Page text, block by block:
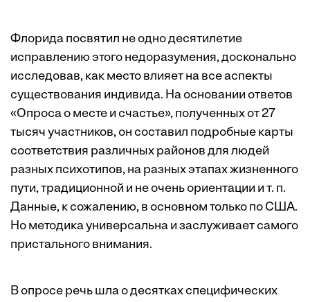
Флорида посвятил не одно десятилетие
исправлению этого недоразумения, досконально
исследовав, как место влияет на все аспекты
существования индивида. На основании ответов
«Опроса о месте и счастье», полученных от 27
тысяч участников, он составил подробные карты
соответствия различных районов для людей
разных психотипов, на разных этапах жизненного
пути, традиционной и не очень ориентации и т. п.
Данные, к сожалению, в основном только по США.
Но методика универсальна и заслуживает самого
пристального внимания.
В опросе речь шла о десятках специфических